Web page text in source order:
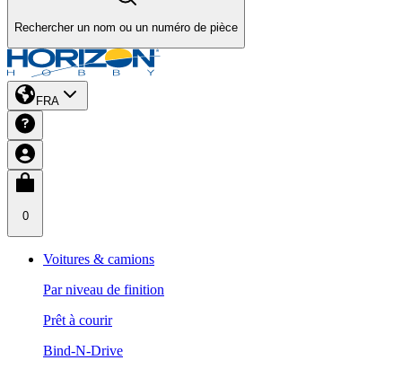
Rechercher un nom ou un numéro de pièce
FRA
0
Voitures & camions
Par niveau de finition
Prêt à courir
Bind-N-Drive